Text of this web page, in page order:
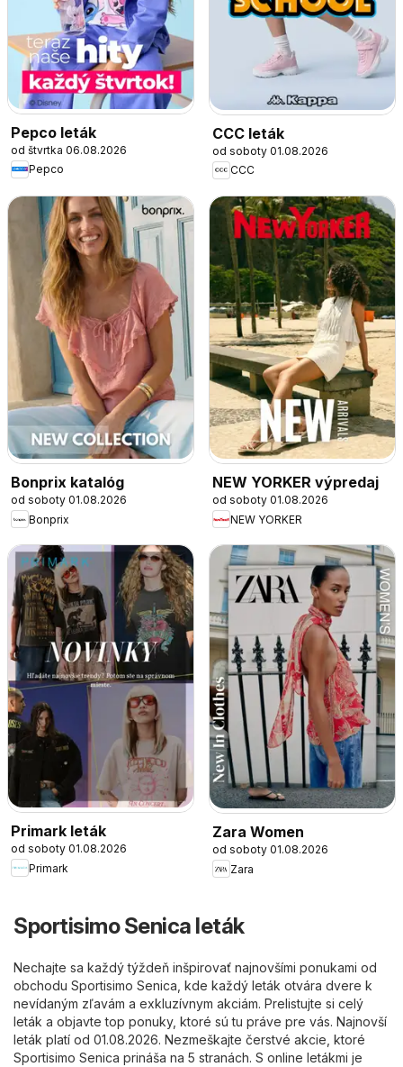
Pepco leták
od štvrtka 06.08.2026
Pepco
CCC leták
od soboty 01.08.2026
CCC
Bonprix katalóg
od soboty 01.08.2026
Bonprix
NEW YORKER výpredaj
od soboty 01.08.2026
NEW YORKER
Primark leták
od soboty 01.08.2026
Primark
Zara Women
od soboty 01.08.2026
Zara
Sportisimo Senica leták
Nechajte sa každý týždeň inšpirovať najnovšími ponukami od
obchodu Sportisimo Senica, kde každý leták otvára dvere k
nevídaným zľavám a exkluzívnym akciám. Prelistujte si celý
leták a objavte top ponuky, ktoré sú tu práve pre vás. Najnovší
leták platí od 01.08.2026. Nezmeškajte čerstvé akcie, ktoré
Sportisimo Senica prináša na 5 stranách. S online letákmi je